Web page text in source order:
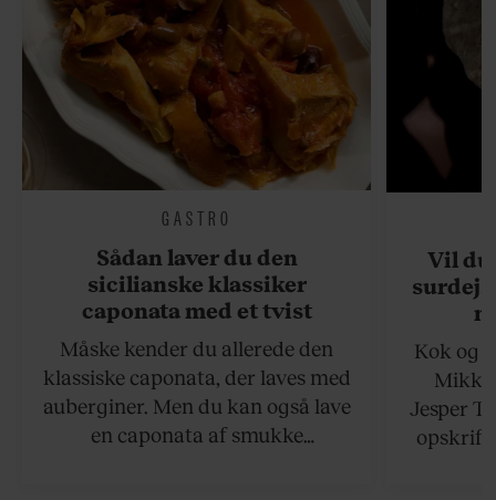
GASTRO
Sådan laver du den
sicilianske klassiker
caponata med et tvist
Måske kender du allerede den
klassiske caponata, der laves med
auberginer. Men du kan også lave
en caponata af smukke
Vil du
Kok og
Jesper
opskrift